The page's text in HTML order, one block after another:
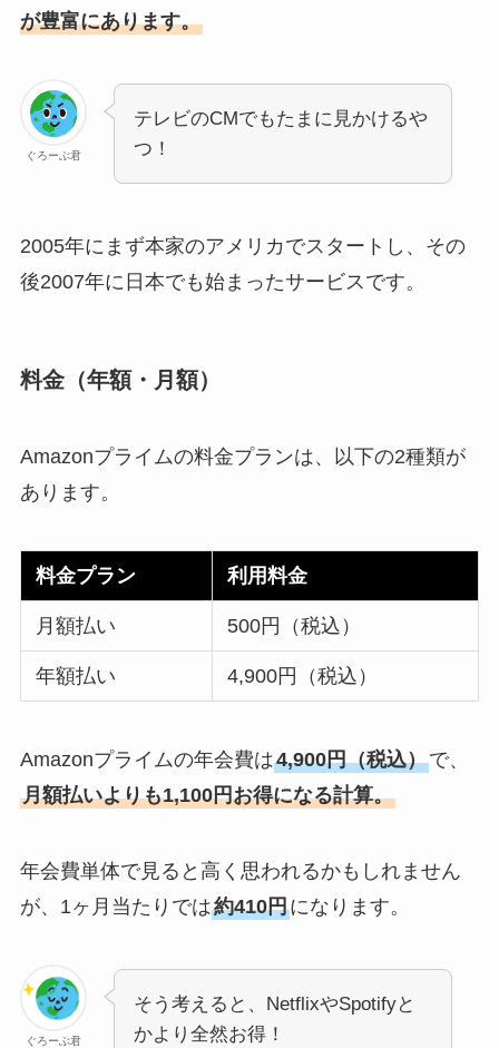
が豊富にあります。
ぐろーぶ君
テレビのCMでもたまに見かけるや
つ！
2005年にまず本家のアメリカでスタートし、その
後2007年に日本でも始まったサービスです。
料金（年額・月額）
Amazonプライムの料金プランは、以下の2種類が
あります。
料金プラン 利用料金
月額払い 500円（税込）
年額払い 4,900円（税込）
Amazonプライムの年会費は4,900円（税込）で、
月額払いよりも1,100円お得になる計算。
年会費単体で見ると高く思われるかもしれません
が、1ヶ月当たりでは約410円になります。
ぐろーぶ君
そう考えると、NetflixやSpotifyと
かより全然お得！